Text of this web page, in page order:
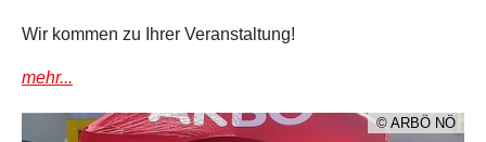
Wir kommen zu Ihrer Veranstaltung!
mehr...
© ARBÖ NÖ